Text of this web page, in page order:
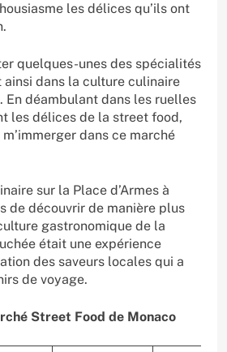
les délices qu’ils ont
quelques-unes des spécialités
dans la culture culinaire
En déambulant dans les ruelles
les délices de la street food,
m’immerger dans ce marché
sur la Place d’Armes à
de découvrir de manière plus
gastronomique de la
était une expérience
des saveurs locales qui a
de voyage.
Street Food de Monaco